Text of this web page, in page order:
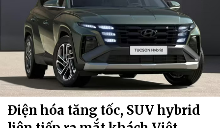
Điện hóa tăng tốc, SUV hybrid